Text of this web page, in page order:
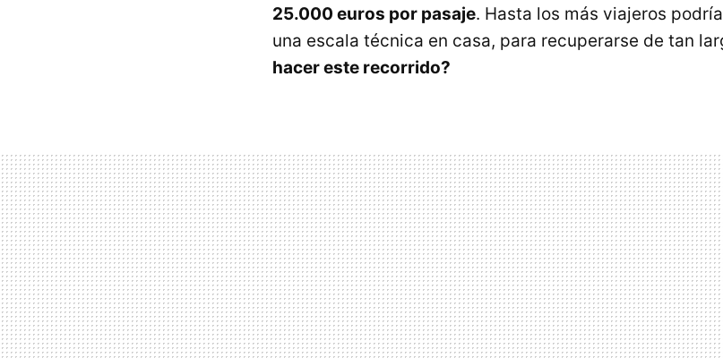
25.000 euros por pasaje. Hasta los más viajeros
una escala técnica en casa, para recuperarse de tan
hacer este recorrido?